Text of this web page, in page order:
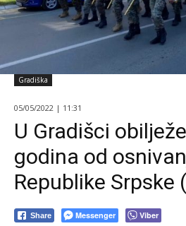
Gradiška
05/05/2022 | 11:31
U Gradišci
godina od
Republike Srpske
Share Messenger Viber